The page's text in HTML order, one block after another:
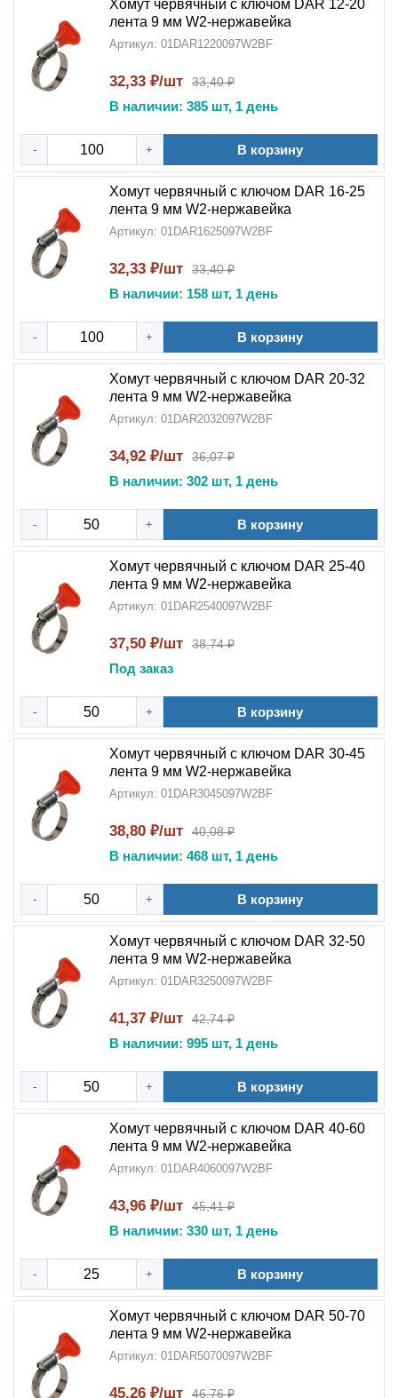
Хомут червячный с ключом DAR 12-20
лента 9 мм W2-нержавейка
Артикул: 01DAR1220097W2BF
32,33 ₽/шт 33,40 ₽
В наличии: 385 шт, 1 день
- + В корзину
Хомут червячный с ключом DAR 16-25
лента 9 мм W2-нержавейка
Артикул: 01DAR1625097W2BF
32,33 ₽/шт 33,40 ₽
В наличии: 158 шт, 1 день
- + В корзину
Хомут червячный с ключом DAR 20-32
лента 9 мм W2-нержавейка
Артикул: 01DAR2032097W2BF
34,92 ₽/шт 36,07 ₽
В наличии: 302 шт, 1 день
- + В корзину
Хомут червячный с ключом DAR 25-40
лента 9 мм W2-нержавейка
Артикул: 01DAR2540097W2BF
37,50 ₽/шт 38,74 ₽
Под заказ
- + В корзину
Хомут червячный с ключом DAR 30-45
лента 9 мм W2-нержавейка
Артикул: 01DAR3045097W2BF
38,80 ₽/шт 40,08 ₽
В наличии: 468 шт, 1 день
- + В корзину
Хомут червячный с ключом DAR 32-50
лента 9 мм W2-нержавейка
Артикул: 01DAR3250097W2BF
41,37 ₽/шт 42,74 ₽
В наличии: 995 шт, 1 день
- + В корзину
Хомут червячный с ключом DAR 40-60
лента 9 мм W2-нержавейка
Артикул: 01DAR4060097W2BF
43,96 ₽/шт 45,41 ₽
В наличии: 330 шт, 1 день
- + В корзину
Хомут червячный с ключом DAR 50-70
лента 9 мм W2-нержавейка
Артикул: 01DAR5070097W2BF
45,26 ₽/шт 46,76 ₽